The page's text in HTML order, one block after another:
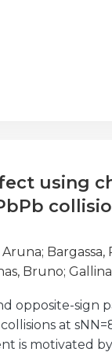
using
Aruna; Bargassa,
Bruno;
Pasquale
opposite-sign
at
is motivated